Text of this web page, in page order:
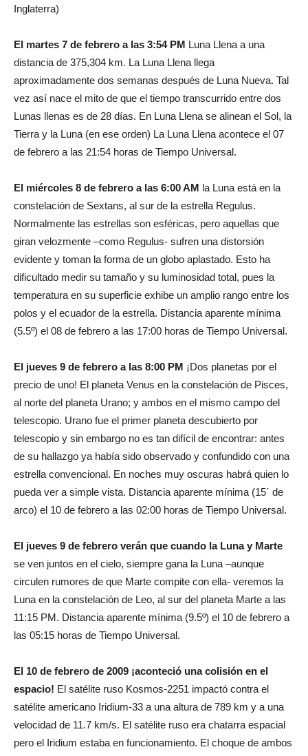
Inglaterra)
El martes 7 de febrero a las 3:54 PM Luna Llena a una
distancia de 375,304 km. La Luna Llena llega
aproximadamente dos semanas después de Luna Nueva. Tal
vez así nace el mito de que el tiempo transcurrido entre dos
Lunas llenas es de 28 días. En Luna Llena se alinean el Sol, la
Tierra y la Luna (en ese orden) La Luna Llena acontece el 07
de febrero a las 21:54 horas de Tiempo Universal.
El miércoles 8 de febrero a las 6:00 AM la Luna está en la
constelación de Sextans, al sur de la estrella Regulus.
Normalmente las estrellas son esféricas, pero aquellas que
giran velozmente –como Regulus- sufren una distorsión
evidente y toman la forma de un globo aplastado. Esto ha
dificultado medir su tamaño y su luminosidad total, pues la
temperatura en su superficie exhibe un amplio rango entre los
polos y el ecuador de la estrella. Distancia aparente mínima
(5.5º) el 08 de febrero a las 17:00 horas de Tiempo Universal.
El jueves 9 de febrero a las 8:00 PM ¡Dos planetas por el
precio de uno! El planeta Venus en la constelación de Pisces,
al norte del planeta Urano; y ambos en el mismo campo del
telescopio. Urano fue el primer planeta descubierto por
telescopio y sin embargo no es tan difícil de encontrar: antes
de su hallazgo ya había sido observado y confundido con una
estrella convencional. En noches muy oscuras habrá quien lo
pueda ver a simple vista. Distancia aparente mínima (15´ de
arco) el 10 de febrero a las 02:00 horas de Tiempo Universal.
El jueves 9 de febrero verán que cuando la Luna y Marte
se ven juntos en el cielo, siempre gana la Luna –aunque
circulen rumores de que Marte compite con ella- veremos la
Luna en la constelación de Leo, al sur del planeta Marte a las
11:15 PM. Distancia aparente mínima (9.5º) el 10 de febrero a
las 05:15 horas de Tiempo Universal.
El 10 de febrero de 2009 ¡aconteció una colisión en el
espacio! El satélite ruso Kosmos-2251 impactó contra el
satélite americano Iridium-33 a una altura de 789 km y a una
velocidad de 11.7 km/s. El satélite ruso era chatarra espacial
pero el Iridium estaba en funcionamiento. El choque de ambos